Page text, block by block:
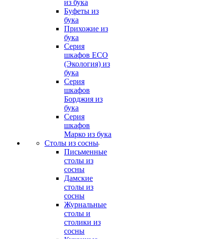
из бука
Буфеты из
бука
Прихожие из
бука
Серия
шкафов ECO
(Экология) из
бука
Серия
шкафов
Борджия из
бука
Серия
шкафов
Марко из бука
Столы из сосны
Письменные
столы из
сосны
Дамские
столы из
сосны
Журнальные
столы и
столики из
сосны